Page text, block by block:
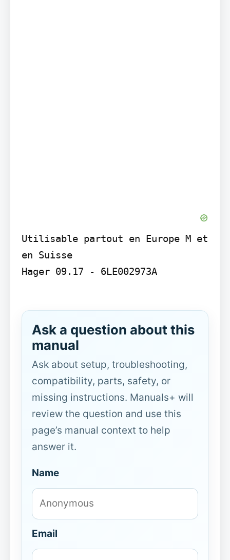
Utilisable partout en Europe M et
en Suisse
Hager 09.17 - 6LE002973A
Ask a question about this
manual
Ask about setup, troubleshooting,
compatibility, parts, safety, or
missing instructions. Manuals+ will
review the question and use this
page’s manual context to help
answer it.
Name
Email